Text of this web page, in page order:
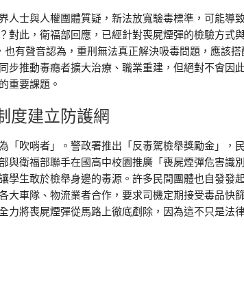
人士與人權團體質疑，新法放寬驗毒標準，可能導
對此，衛福部回應，已經針對喪屍煙彈的檢驗方式
有聲音認為，重刑無法真正解決吸毒問題，應該
步推動毒癮者擴大治療、職業重建，但絕對不會因
重要課題。
度建立防護網
「吹哨者」。警政署推出「反毒駕檢舉獎勵金」，
與衛福部聯手在國高中校園推廣「喪屍煙彈危害識
學生敢於檢舉身邊的毒源。許多民間團體也自發發
大車隊、物流業者合作，要求司機定期接受毒品快
力將喪屍煙彈從馬路上徹底剷除，因為這不只是法